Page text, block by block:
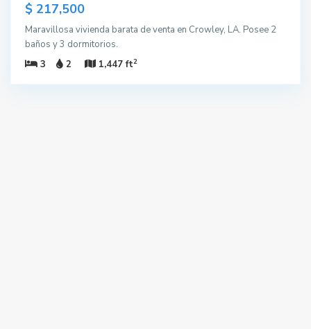
$ 217,500
Maravillosa vivienda barata de venta en Crowley, LA. Posee 2
baños y 3 dormitorios.
3
2 1,447 ft2